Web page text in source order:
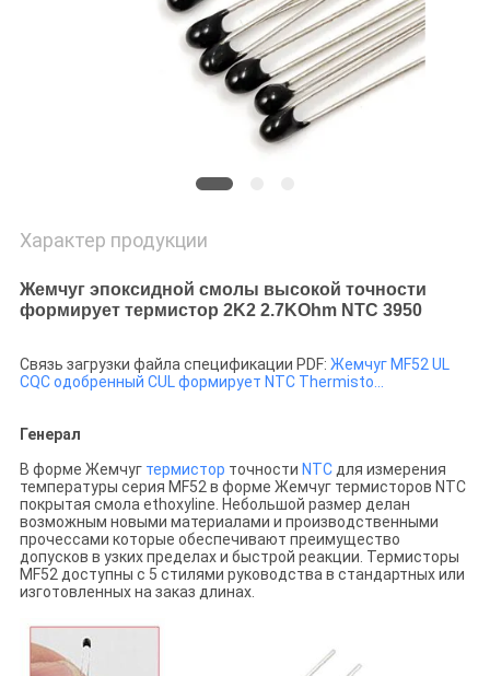
Характер продукции
Жемчуг эпоксидной смолы высокой точности
формирует термистор 2K2 2.7KOhm NTC 3950
Связь загрузки файла спецификации PDF: Жемчуг MF52 UL
CQC одобренный CUL формирует NTC Thermisto…
Генерал
В форме Жемчуг термистор точности NTCдля измерения
температуры серия MF52 в форме Жемчуг термисторов NTC
покрытая смола ethoxyline. Небольшой размер делан
возможным новыми материалами и производственными
прочессами которые обеспечивают преимущество
допусков в узких пределах и быстрой реакции. Термисторы
MF52 доступны с 5 стилями руководства в стандартных или
изготовленных на заказ длинах.